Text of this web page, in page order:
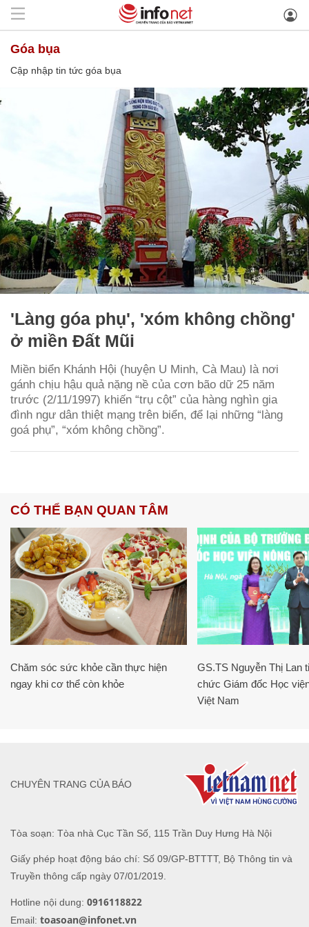
góa bụa
Cập nhập tin tức góa bụa
'Làng góa phụ', 'xóm không chồng'
ở miền Đất Mũi
Miền biển Khánh Hội (huyện U Minh, Cà Mau) là nơi
gánh chịu hậu quả nặng nề của cơn bão dữ 25 năm
trước (2/11/1997) khiến “trụ cột” của hàng nghìn gia
đình ngư dân thiệt mạng trên biển, để lại những “làng
goá phụ”, “xóm không chồng”.
CÓ THỂ BẠN QUAN TÂM
Chăm sóc sức khỏe cần thực hiện
ngay khi cơ thể còn khỏe
GS.TS Nguyễn Thị Lan
chức Giám đốc Học
Việt Nam
Tòa soạn: Tòa nhà Cục Tần Số, 115 Trần Duy Hưng Hà Nội
Giấy phép hoạt động báo chí: Số 09/GP-BTTTT, Bộ Thông tin và
Truyền thông cấp ngày 07/01/2019.
Hotline nội dung: 0916118822
Email: toasoan@infonet.vn
CHUYÊN TRANG CỦA BÁO